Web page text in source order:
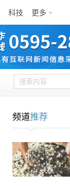
科技 更多
频道推荐